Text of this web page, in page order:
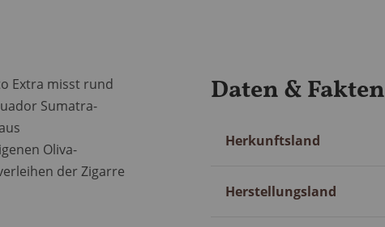
Extra misst rund
Sumatra-
Oliva-
der Zigarre
Daten & Fakten
Mehr
Herkunftsland
Herstellungsland